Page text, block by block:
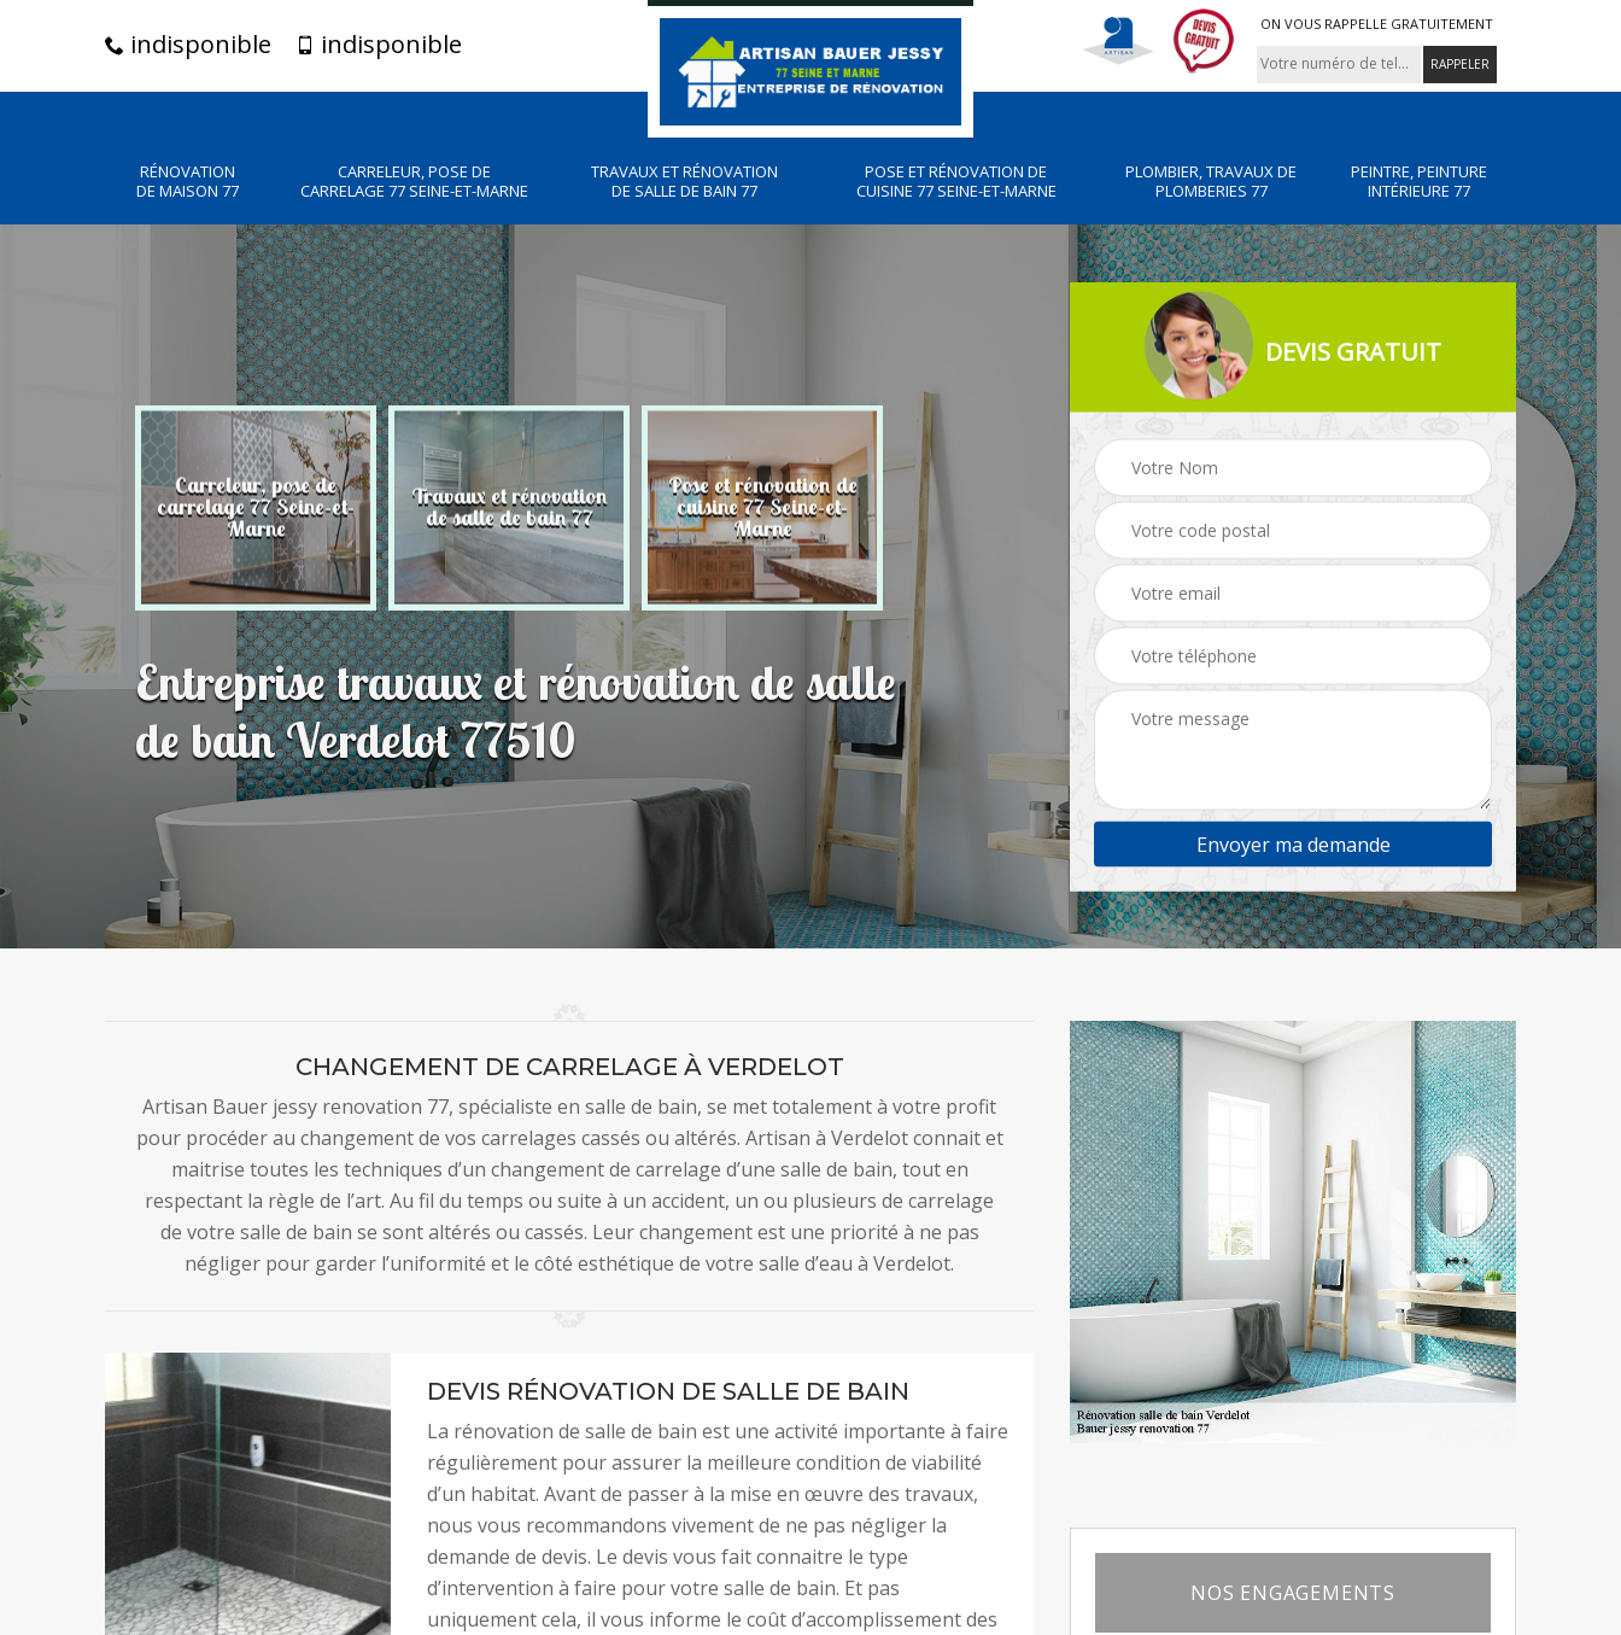
indisponible indisponible
ON VOUS RAPPELLE GRATUITEMENT
RÉNOVATION
DE MAISON 77
CARRELEUR, POSE DE
CARRELAGE 77 SEINE-ET-MARNE
TRAVAUX ET RÉNOVATION
DE SALLE DE BAIN 77
POSE ET RÉNOVATION DE
CUISINE 77 SEINE-ET-MARNE
PLOMBIER, TRAVAUX DE
PLOMBERIES 77
PEINTRE, PEINTURE
INTÉRIEURE 77
Carreleur, pose de
carrelage 77 Seine-et-
Marne
Travaux et rénovation
de salle de bain 77
Pose et rénovation de
cuisine 77 Seine-et-
Marne
Plombier, travaux de Peintre, peinture
intérieure 77
Rénovation de maison
Entreprise travaux et rénovation de salle
de bain Verdelot 77510
DEVIS GRATUIT
CHANGEMENT DE CARRELAGE À VERDELOT
Artisan Bauer jessy renovation 77, spécialiste en salle de bain, se met totalement à votre profit
pour procéder au changement de vos carrelages cassés ou altérés. Artisan à Verdelot connait et
maitrise toutes les techniques d’un changement de carrelage d’une salle de bain, tout en
respectant la règle de l’art. Au fil du temps ou suite à un accident, un ou plusieurs de carrelage
de votre salle de bain se sont altérés ou cassés. Leur changement est une priorité à ne pas
négliger pour garder l’uniformité et le côté esthétique de votre salle d’eau à Verdelot.
DEVIS RÉNOVATION DE SALLE DE BAIN
La rénovation de salle de bain est une activité importante à faire
régulièrement pour assurer la meilleure condition de viabilité
d’un habitat. Avant de passer à la mise en œuvre des travaux,
nous vous recommandons vivement de ne pas négliger la
demande de devis. Le devis vous fait connaitre le type
d’intervention à faire pour votre salle de bain. Et pas
uniquement cela, il vous informe le coût d’accomplissement des
NOS ENGAGEMENTS